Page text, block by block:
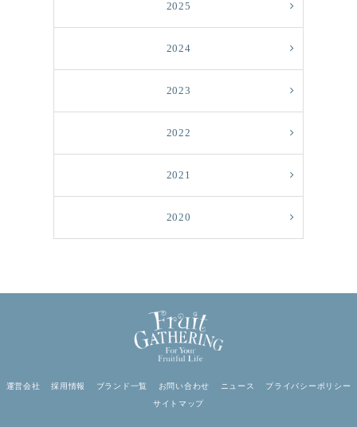
2025
2024
2023
2022
2021
2020
運営会社 採用情報 ブランド一覧 お問い合わせ ニュース
プライバシーポリシー
サイトマップ